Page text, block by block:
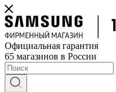
Официальная гарантия
65 магазинов в России